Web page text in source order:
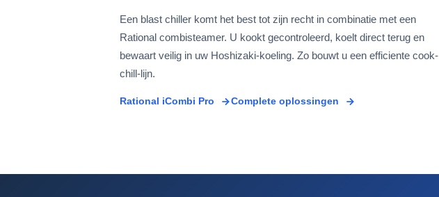
Een blast chiller komt het best tot zijn recht in combinatie met een
Rational combisteamer. U kookt gecontroleerd, koelt direct terug en
bewaart veilig in uw Hoshizaki-koeling. Zo bouwt u een efficiente cook-
chill-lijn.
Rational iCombi Pro Complete oplossingen